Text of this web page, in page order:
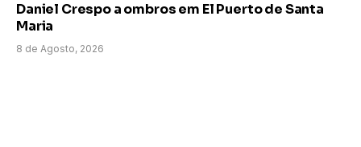
Daniel Crespo a ombros em El Puerto de Santa
Maria
8 de Agosto, 2026